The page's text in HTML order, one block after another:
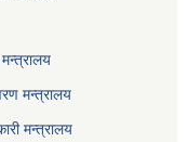
मन्त्रालय
मन्त्रालय